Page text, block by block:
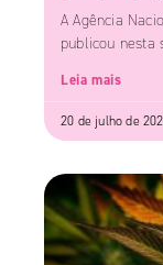
A Agência
publicou nesta
Leia mais
20 de julho de